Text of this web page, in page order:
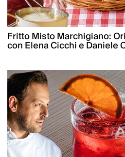
Fritto Misto Marchigiano:
con Elena Cicchi e Daniele